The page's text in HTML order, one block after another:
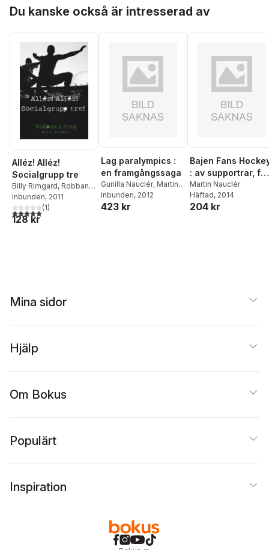
Du kanske också är intresserad av
Alléz! Alléz!
Socialgrupp tre
Billy Rimgard, Robban
Ljung
Inbunden, 2011
5,0utav 5 stjärnor. Totalt antal röster:
(1)
128 kr
Lag paralympics :
en framgångssaga
Gunilla Nauclér, Martin
Nauclér
Inbunden, 2012
423 kr
Bajen Fans
: av supportrar, för
supportrar
Martin Nauclér
Häftad, 2014
204 kr
Mina sidor
Hjälp
Om Bokus
Populärt
Inspiration